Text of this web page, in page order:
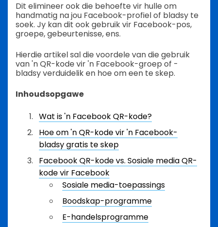
Dit elimineer ook die behoefte vir hulle om
handmatig na jou Facebook-profiel of bladsy te
soek. Jy kan dit ook gebruik vir Facebook-pos,
groepe, gebeurtenisse, ens.
Hierdie artikel sal die voordele van die gebruik
van 'n QR-kode vir 'n Facebook-groep of -
bladsy verduidelik en hoe om een te skep.
Inhoudsopgawe
Wat is 'n Facebook QR-kode?
Hoe om 'n QR-kode vir 'n Facebook-
bladsy gratis te skep
Facebook QR-kode vs. Sosiale media QR-
kode vir Facebook
Sosiale media-toepassings
Boodskap-programme
E-handelsprogramme